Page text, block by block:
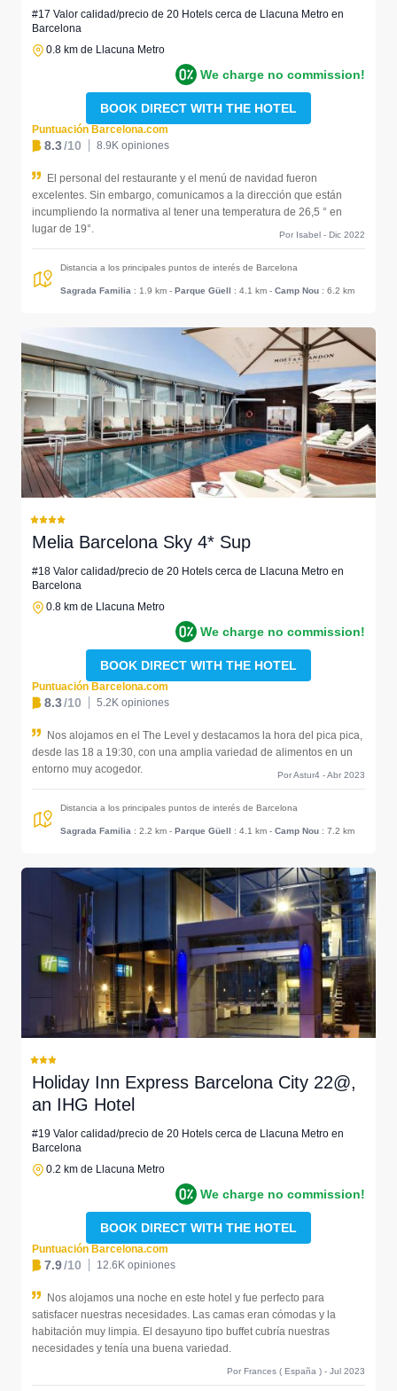
#17 Valor calidad/precio de 20 Hotels cerca de Llacuna Metro en
Barcelona
0.8 km de Llacuna Metro
We charge no commission!
BOOK DIRECT WITH THE HOTEL
Puntuación Barcelona.com
8.3/10 8.9K opiniones
El personal del restaurante y el menú de navidad fueron
excelentes. Sin embargo, comunicamos a la dirección que están
incumpliendo la normativa al tener una temperatura de 26,5 ° en
lugar de 19°.
Por Isabel - Dic 2022
Distancia a los principales puntos de interés de Barcelona
Sagrada Familia : 1.9 km - Parque Güell : 4.1 km - Camp Nou : 6.2 km
Melia Barcelona Sky 4* Sup
#18 Valor calidad/precio de 20 Hotels cerca de Llacuna Metro en
Barcelona
0.8 km de Llacuna Metro
We charge no commission!
BOOK DIRECT WITH THE HOTEL
Puntuación Barcelona.com
8.3/10 5.2K opiniones
Nos alojamos en el The Level y destacamos la hora del pica pica,
desde las 18 a 19:30, con una amplia variedad de alimentos en un
entorno muy acogedor.
Por Astur4 - Abr 2023
Distancia a los principales puntos de interés de Barcelona
Sagrada Familia : 2.2 km - Parque Güell : 4.1 km - Camp Nou : 7.2 km
Holiday Inn Express Barcelona City 22@,
an IHG Hotel
#19 Valor calidad/precio de 20 Hotels cerca de Llacuna Metro en
Barcelona
0.2 km de Llacuna Metro
We charge no commission!
BOOK DIRECT WITH THE HOTEL
Puntuación Barcelona.com
7.9/10 12.6K opiniones
Nos alojamos una noche en este hotel y fue perfecto para
satisfacer nuestras necesidades. Las camas eran cómodas y la
habitación muy limpia. El desayuno tipo buffet cubría nuestras
necesidades y tenía una buena variedad.
Por Frances ( España ) - Jul 2023